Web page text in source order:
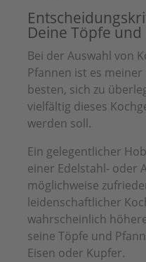
Deine Töpfe
Bei der Auswahl von
Pfannen ist es
besten, sich zu
vielfältig dieses
werden soll.
Ein gelegentlicher
einer Edelstahl- oder
möglichweise
leidenschaftlicher
wahrscheinlich
seine Töpfe und
Eisen oder Kupfer.